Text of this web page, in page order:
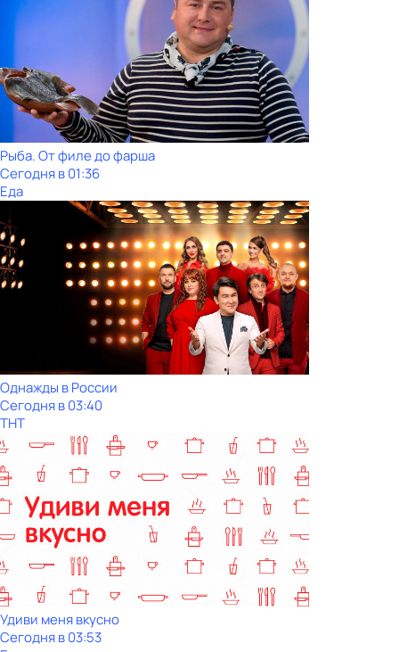
Рыба. От филе до фарша
Сегодня в 01:36
Еда
Однажды в России
Сегодня в 03:40
ТНТ
Удиви меня вкусно
Сегодня в 03:53